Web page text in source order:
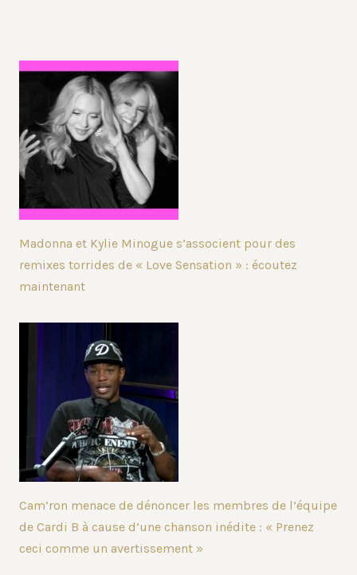
Madonna et Kylie Minogue s’associent pour des
remixes torrides de « Love Sensation » : écoutez
maintenant
Cam’ron menace de dénoncer les membres de l’équipe
de Cardi B à cause d’une chanson inédite : « Prenez
ceci comme un avertissement »